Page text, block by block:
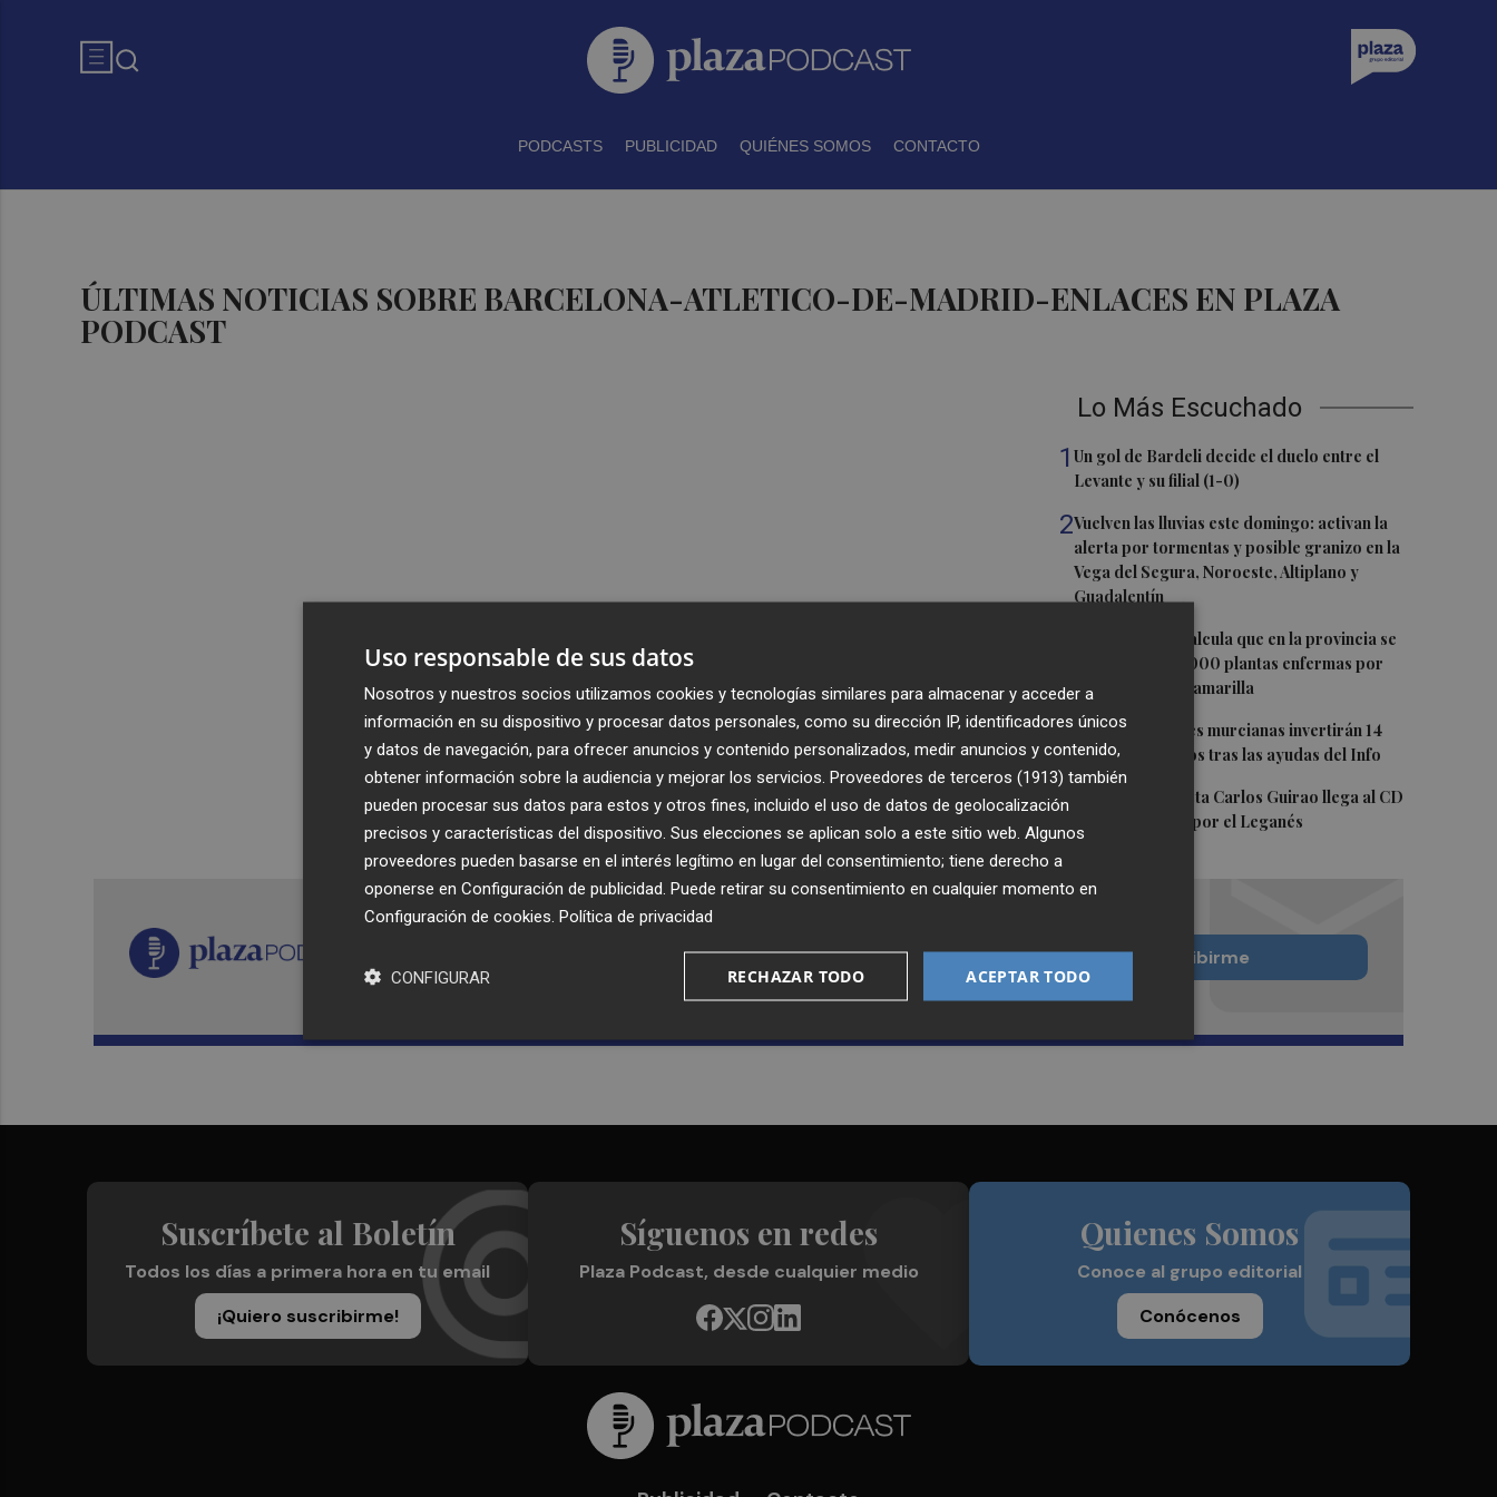
PODCASTS PUBLICIDAD QUIÉNES SOMOS CONTACTO
ÚLTIMAS NOTICIAS SOBRE BARCELONA-ATLETICO-DE-MADRID-ENLACES EN PLAZA
PODCAST
Lo Más Escuchado
1Un gol de Bardeli decide el duelo entre el
Levante y su filial (1-0)
2Vuelven las lluvias este domingo: activan la
alerta por tormentas y posible granizo en la
Vega del Segura, Noroeste, Altiplano y
Guadalentín
Asaja Alicante calcula que en la provincia se
arrancarán 50.000 plantas enfermas por
clorosis nervial amarilla
4 Más de 90 pymes murcianas invertirán 14
millones de euros tras las ayudas del Info
5
El centrocampista Carlos Guirao llega al CD
Eldense cedido por el Leganés
Plaza Podcast en tu correo
Quiero suscribirme
Suscríbete al Boletín
Todos los días a primera hora en tu email
¡Quiero suscribirme!
Síguenos en redes
Plaza Podcast, desde cualquier medio
Quienes Somos
Conoce al grupo editorial
Conócenos
Uso responsable de sus datos
Nosotros y nuestros socios utilizamos cookies y tecnologías similares para almacenar y acceder a
información en su dispositivo y procesar datos personales, como su dirección IP, identificadores únicos
y datos de navegación, para ofrecer anuncios y contenido personalizados, medir anuncios y contenido,
obtener información sobre la audiencia y mejorar los servicios. Proveedores de terceros (1913) también
pueden procesar sus datos para estos y otros fines, incluido el uso de datos de geolocalización
precisos y características del dispositivo. Sus elecciones se aplican solo a este sitio web. Algunos
proveedores pueden basarse en el interés legítimo en lugar del consentimiento; tiene derecho a
oponerse en Configuración de publicidad . Puede retirar su consentimiento en cualquier momento en
Configuración de cookies Política de privacidad
ACEPTAR TODO
RECHAZAR TODO
CONFIGURAR